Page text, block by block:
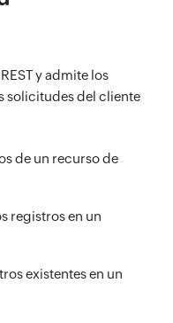
y admite los
solicitudes del cliente
de un recurso de
registros en un
existentes en un